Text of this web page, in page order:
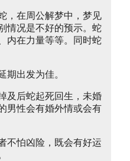
，在周公解梦中，梦见
情况是不好的预示。蛇
内在力量等等。同时蛇
期出发为佳。
及后蛇起死回生，未婚
男性会有婚外情或会有
不怕凶险，既会有好运